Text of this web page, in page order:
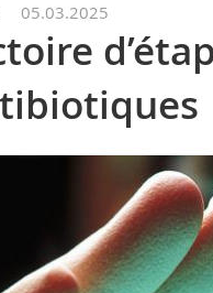
05.03.2025